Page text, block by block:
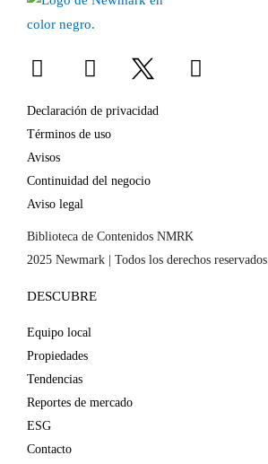
L
i
n
k
e
d
i
n
I
n
s
a
r
m
F
a
Declaración de privacidad
Términos de uso
Avisos
Continuidad del negocio
Aviso legal
Biblioteca de Contenidos NMRK
2025 Newmark | Todos los derechos reservados
DESCUBRE
Equipo local
Propiedades
Tendencias
Reportes de mercado
ESG
Contacto